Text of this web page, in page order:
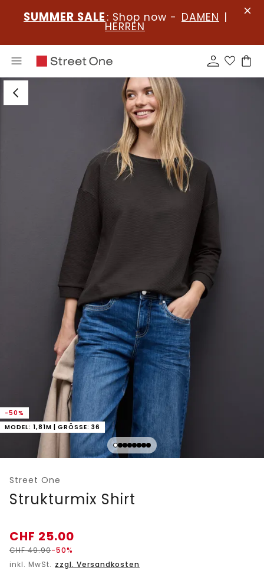
SUMMER SALE : Shop now - DAMEN |
HERREN
-50%
MODEL: 1,81M | GRÖSSE: 36
Street One
Strukturmix Shirt
CHF 25.00
CHF49.90-50%
inkl. MwSt. zzgl. Versandkosten